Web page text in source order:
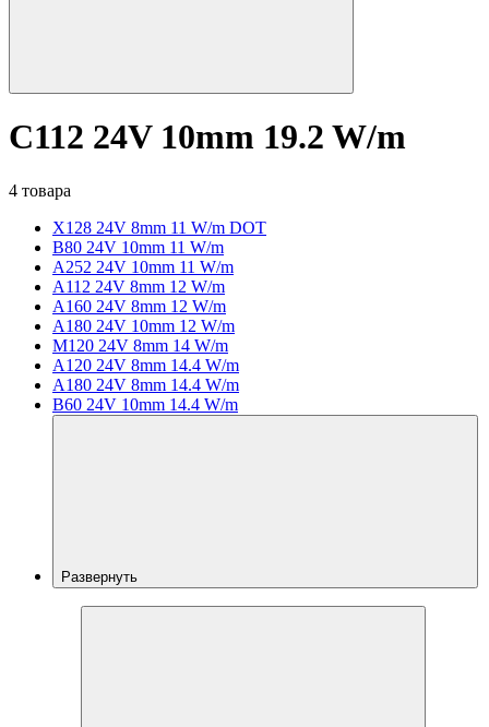
C112 24V 10mm 19.2 W/m
4 товара
X128 24V 8mm 11 W/m DOT
B80 24V 10mm 11 W/m
A252 24V 10mm 11 W/m
A112 24V 8mm 12 W/m
A160 24V 8mm 12 W/m
A180 24V 10mm 12 W/m
M120 24V 8mm 14 W/m
A120 24V 8mm 14.4 W/m
A180 24V 8mm 14.4 W/m
B60 24V 10mm 14.4 W/m
Развернуть